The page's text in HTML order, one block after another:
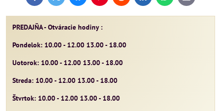
mail
PREDAJŇA - Otváracie hodiny :
Pondelok: 10.00 - 12.00 13.00 - 18.00
Uotorok: 10.00 - 12.00 13.00 - 18.00
Streda: 10.00 - 12.00 13.00 - 18.00
Štvrtok: 10.00 - 12.00 13.00 - 18.00